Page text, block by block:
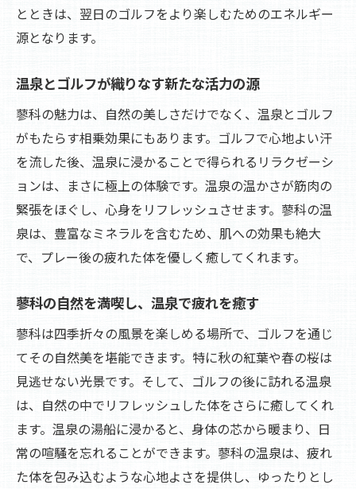
とときは、翌日のゴルフをより楽しむためのエネルギー
源となります。
温泉とゴルフが織りなす新たな活力の源
蓼科の魅力は、自然の美しさだけでなく、温泉とゴルフ
がもたらす相乗効果にもあります。ゴルフで心地よい汗
を流した後、温泉に浸かることで得られるリラクゼーシ
ョンは、まさに極上の体験です。温泉の温かさが筋肉の
緊張をほぐし、心身をリフレッシュさせます。蓼科の温
泉は、豊富なミネラルを含むため、肌への効果も絶大
で、プレー後の疲れた体を優しく癒してくれます。
蓼科の自然を満喫し、温泉で疲れを癒す
蓼科は四季折々の風景を楽しめる場所で、ゴルフを通じ
てその自然美を堪能できます。特に秋の紅葉や春の桜は
見逃せない光景です。そして、ゴルフの後に訪れる温泉
は、自然の中でリフレッシュした体をさらに癒してくれ
ます。温泉の湯船に浸かると、身体の芯から暖まり、日
常の喧騒を忘れることができます。蓼科の温泉は、疲れ
た体を包み込むような心地よさを提供し、ゆったりとし